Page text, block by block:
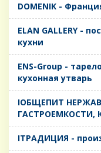
DOMENIK -
ELAN GALLERY -
кухни
ENS-Group -
кухонная утварь
IОБЩЕПИТ
ГАСТРОЕМКОСТИ,
IТРАДИЦИЯ -